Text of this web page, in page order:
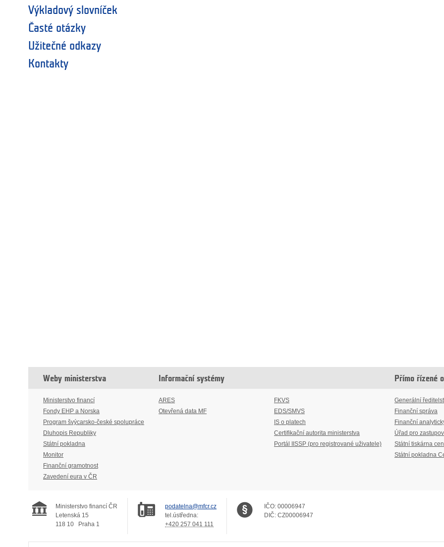
Výkladový slovníček
Časté otázky
Užitečné odkazy
Kontakty
Weby ministerstva
Ministerstvo financí
Fondy EHP a Norska
Program švýcarsko-české spolupráce
Dluhopis Republiky
Státní pokladna
Monitor
Finanční gramotnost
Zavedení eura v ČR
Informační systémy
ARES
Otevřená data MF
FKVS
EDS/SMVS
IS o platech
Certifikační autorita ministerstva
Portál IISSP (pro registrované uživatele)
Přímo řízené
Generální
Finanční správa
Finanční
Úřad pro
Státní tiskárna
Státní pokladna
Ministerstvo financí ČR
Letenská 15
118 10
Praha 1
podatelna@mfcr.cz
tel.ústředna:
+420 257 041 111
IČO: 00006947
DIČ: CZ00006947